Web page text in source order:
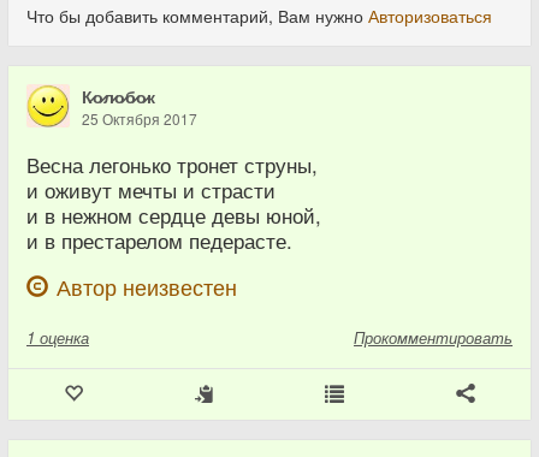
Что бы добавить комментарий, Вам нужно Авторизоваться
К̷о̷л̷о̷б̷о̷к
25 Октября 2017
Весна легонько тронет струны,
и оживут мечты и страсти
и в нежном сердце девы юной,
и в престарелом педерасте.
Автор неизвестен
1 оценка Прокомментировать